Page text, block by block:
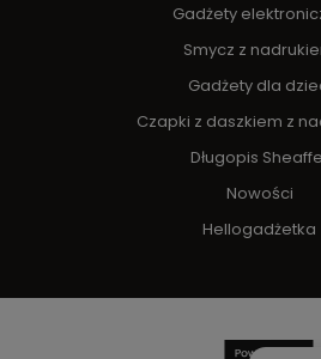
Gadżety
Smycz z
Gadżety dla
Czapki z daszkiem z
Długopis
Nowości
Hellogadżetka